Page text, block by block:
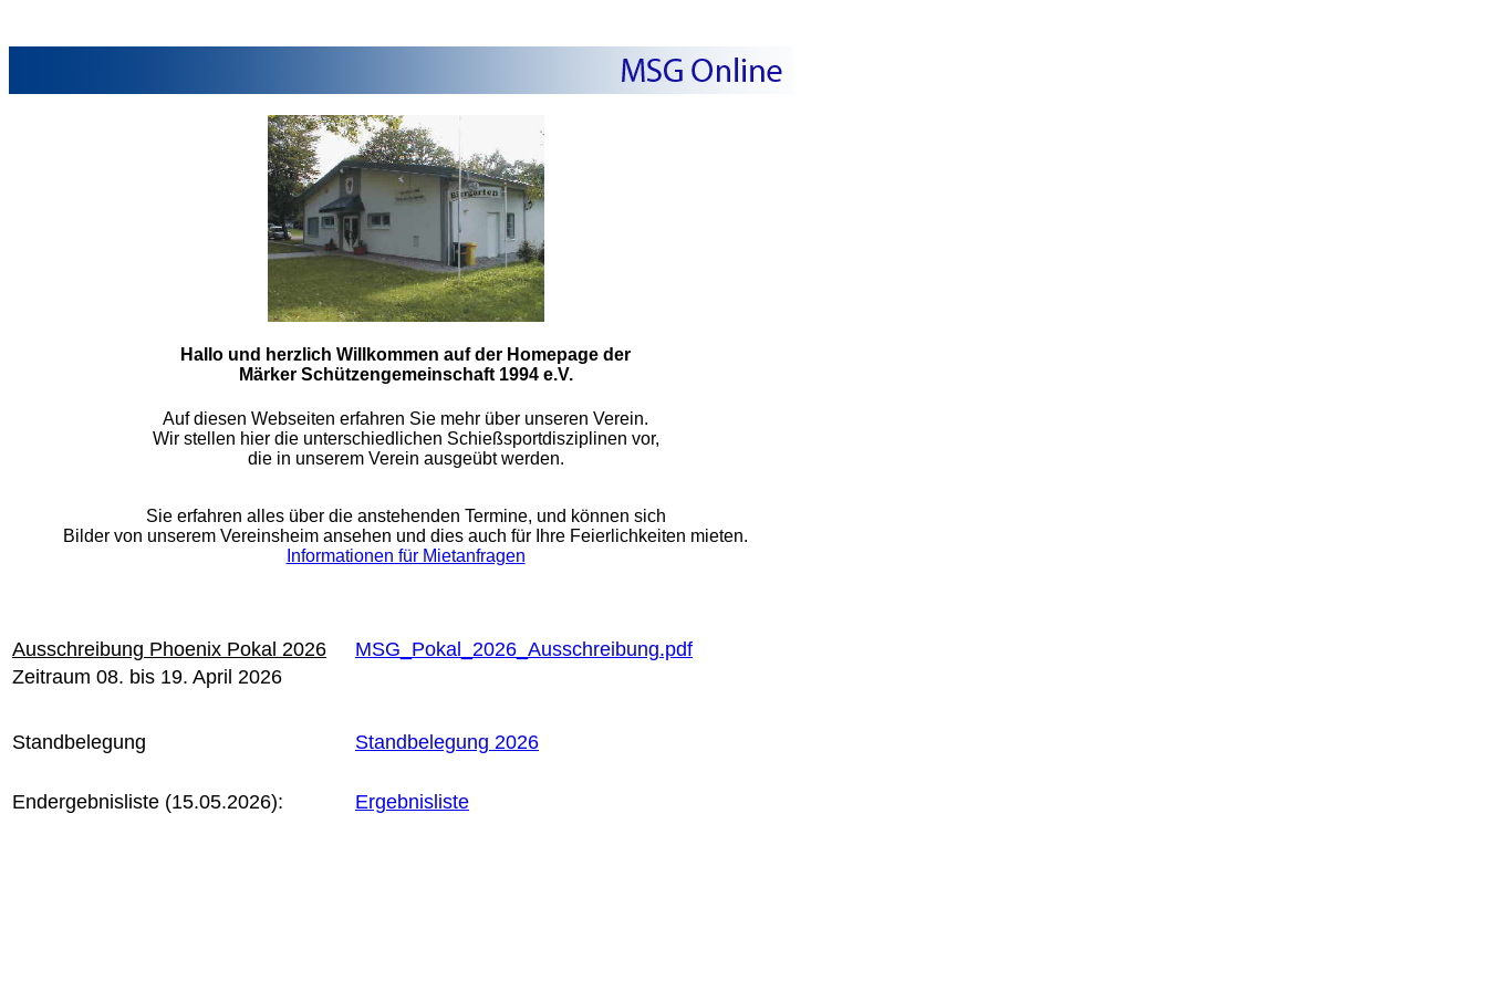
Hallo und herzlich Willkommen auf der Homepage der
Märker Schützengemeinschaft 1994 e.V.
Auf diesen Webseiten erfahren Sie mehr über unseren Verein.
Wir stellen hier die unterschiedlichen Schießsportdisziplinen vor,
die in unserem Verein ausgeübt werden.
Sie erfahren alles über die anstehenden Termine, und können sich
Bilder von unserem Vereinsheim ansehen und dies auch für Ihre Feierlichkeiten mieten.
Informationen für Mietanfragen
Ausschreibung Phoenix Pokal 2026
MSG_Pokal_2026_Ausschreibung.pdf
Zeitraum 08. bis 19. April 2026
Standbelegung Standbelegung 2026
Endergebnisliste (15.05.2026): Ergebnisliste